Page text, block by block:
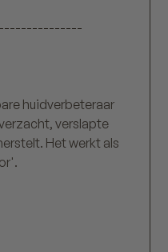
huidverbeteraar
verslapte
Het werkt als